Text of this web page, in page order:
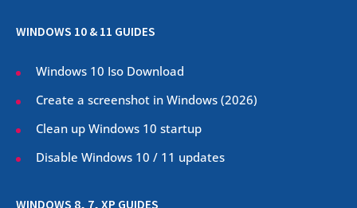
WINDOWS 10 & 11 GUIDES
Windows 10 Iso Download
Create a screenshot in Windows (2026)
Clean up Windows 10 startup
Disable Windows 10 / 11 updates
WINDOWS 8, 7, XP GUIDES